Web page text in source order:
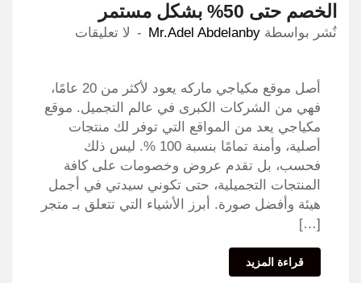
الخصم حتى 50% بشكل مستمر
نٌشر بواسطة Mr.Adel Abdelanby لا تعليقات
أصل موقع مكياجي ماركه يعود لأكثر من 20 عامًا،
فهي من الشركات الكبرى في عالم التجميل. موقع
مكياجي يعد من المواقع التي توفر لك منتجات
أصلية، وأمنة تمامًا بنسبة 100 %. ليس ذلك
فحسب، بل تقدم عروض وخصومات على كافة
المنتجات التجميلية، حتى تكوني سيدتي في أجمل
هيئة وأفضل صورة. أبرز الأشياء التي تتعلق بـ متجر
[…]
قراءة المزيد